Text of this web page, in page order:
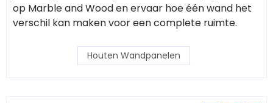
op Marble and Wood en ervaar hoe één wand het
verschil kan maken voor een complete ruimte.
Houten Wandpanelen